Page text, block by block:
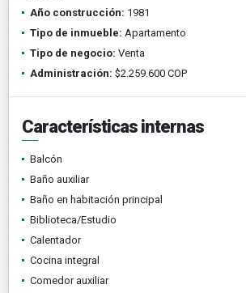
Año construcción: 1981
Tipo de inmueble: Apartamento
Tipo de negocio: Venta
Administración: $2.259.600 COP
Características internas
Balcón
Baño auxiliar
Baño en habitación principal
Biblioteca/Estudio
Calentador
Cocina integral
Comedor auxiliar